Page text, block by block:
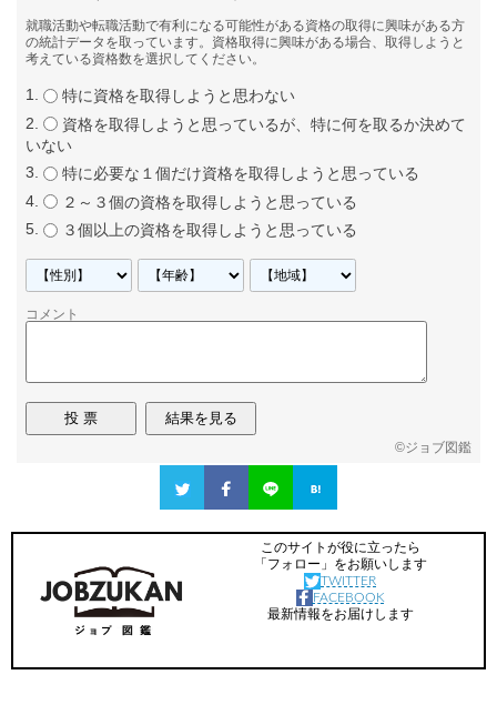
就職活動や転職活動で有利になる可能性がある資格の取得に興味がある方
の統計データを取っています。資格取得に興味がある場合、取得しようと
考えている資格数を選択してください。
特に資格を取得しようと思わない
資格を取得しようと思っているが、特に何を取るか決めて
いない
特に必要な１個だけ資格を取得しようと思っている
２～３個の資格を取得しようと思っている
３個以上の資格を取得しようと思っている
コメント
©ジョブ図鑑
このサイトが役に立ったら
「フォロー」をお願いします
TWITTER
FACEBOOK
最新情報をお届けします